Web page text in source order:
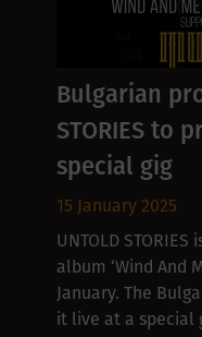
Bulgarian
STORIES to
special gig
15 January 2025
UNTOLD
album ‘Wind And
January. The
it live at a special